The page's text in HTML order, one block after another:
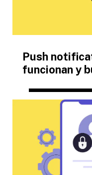
Push
funcionan y